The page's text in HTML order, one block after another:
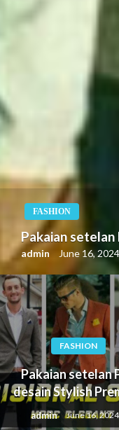
FASHION
Pakaian
admin June 16, 2024
FASHION
Pakaian setelan
desain Stylish
admin June 16, 2024